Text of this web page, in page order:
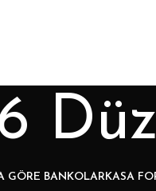
GÖRE BANKOLARKASA